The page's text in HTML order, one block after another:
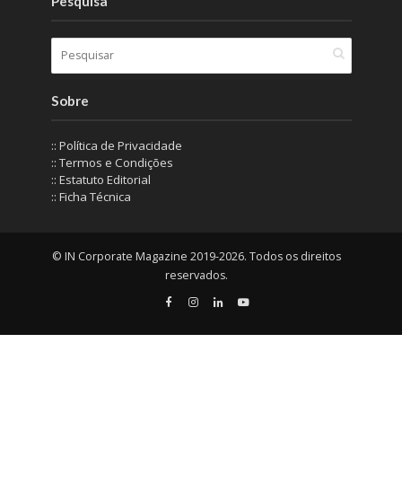
Sobre
:: Política de Privacidade
:: Termos e Condições
:: Estatuto Editorial
:: Ficha Técnica
© IN Corporate Magazine 2019-2026. Todos os direitos
reservados.